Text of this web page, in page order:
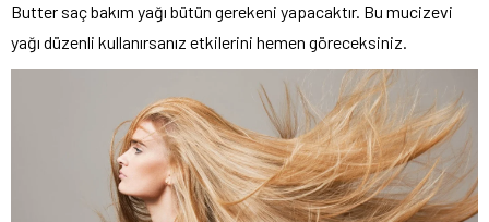
Butter saç bakım yağı bütün gerekeni yapacaktır. Bu mucizevi
yağı düzenli kullanırsanız etkilerini hemen göreceksiniz.